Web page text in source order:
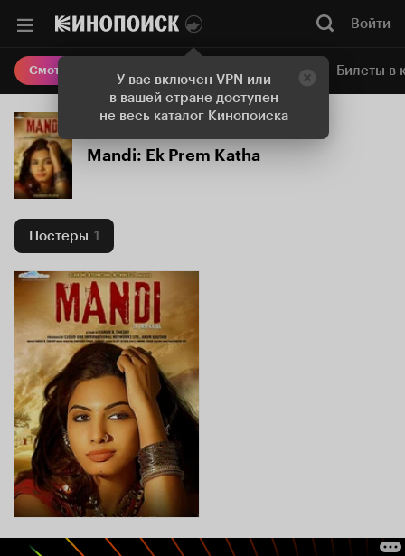
У вас включен VPN или
в вашей стране доступен
не весь каталог Кинопоиска
Войти
Смотреть кино Онлайн-кинотеатр Билеты в
Mandi: Ek Prem Katha
Постеры 1